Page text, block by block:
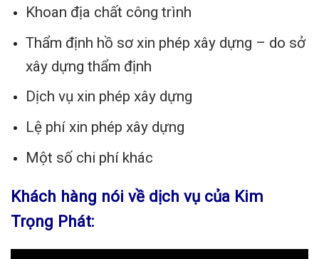
Khoan địa chất công trình
Thẩm định hồ sơ xin phép xây dựng – do sở
xây dựng thẩm định
Dịch vụ xin phép xây dựng
Lệ phí xin phép xây dựng
Một số chi phí khác
Khách hàng nói về dịch vụ của Kim
Trọng Phát: